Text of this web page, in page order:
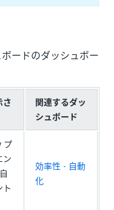
ードのダッシュボー
さ
関連するダッ
シュボード
プ
ン
効率性 - 自動
化